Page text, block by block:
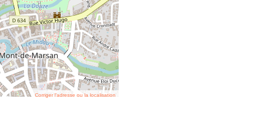
Corriger l’adresse ou la localisation